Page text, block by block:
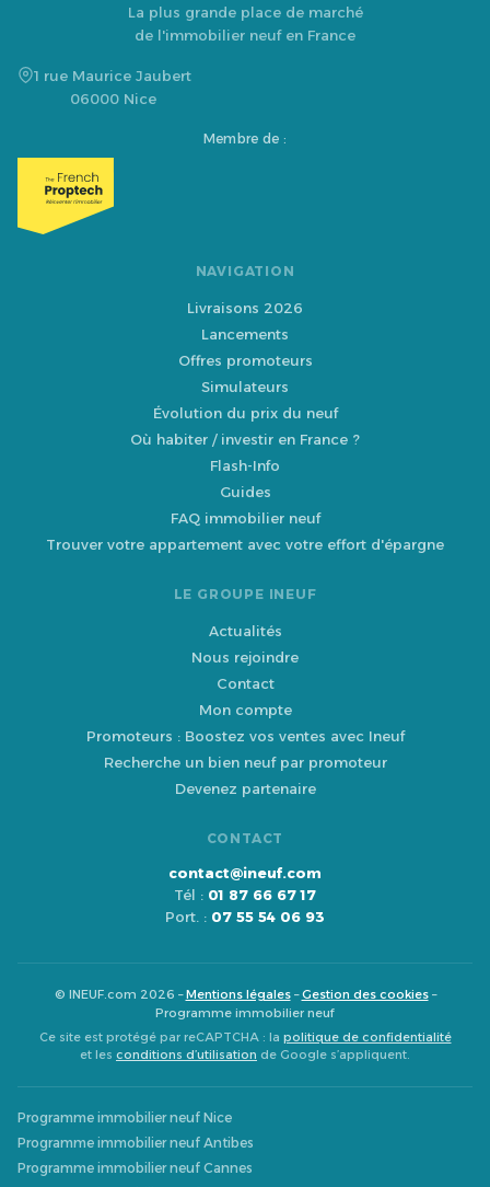
La plus grande place de marché
de l'immobilier neuf en France
1 rue Maurice Jaubert
06000 Nice
Membre de :
NAVIGATION
Livraisons 2026
Lancements
Offres promoteurs
Simulateurs
Évolution du prix du neuf
Où habiter / investir en France ?
Flash-Info
Guides
FAQ immobilier neuf
Trouver votre appartement avec votre effort d'épargne
LE GROUPE INEUF
Actualités
Nous rejoindre
Contact
Mon compte
Promoteurs : Boostez vos ventes avec Ineuf
Recherche un bien neuf par promoteur
Devenez partenaire
CONTACT
contact@ineuf.com
Tél : 01 87 66 67 17
Port. : 07 55 54 06 93
© INEUF.com 2026 –Mentions légales–Gestion des cookies–
Programme immobilier neuf
Ce site est protégé par reCAPTCHA : la politique de confidentialité
et les conditions d’utilisation de Google s’appliquent.
Programme immobilier neuf Nice
Programme immobilier neuf Antibes
Programme immobilier neuf Cannes